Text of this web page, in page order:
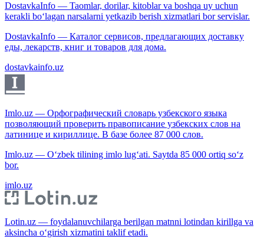
DostavkaInfo — Taomlar, dorilar, kitoblar va boshqa uy uchun
kerakli bo‘lagan narsalarni yetkazib berish xizmatlari bor servislar.
DostavkaInfo — Каталог сервисов, предлагающих доставку
еды, лекарств, книг и товаров для дома.
dostavkainfo.uz
Imlo.uz — Орфографический словарь узбекского языка
позволяющий проверить правописание узбекских слов на
латинице и кириллице. В базе более 87 000 слов.
Imlo.uz — O‘zbek tilining imlo lug‘ati. Saytda 85 000 ortiq so‘z
bor.
imlo.uz
Lotin.uz — foydalanuvchilarga berilgan matnni lotindan kirillga va
aksincha o‘girish xizmatini taklif etadi.